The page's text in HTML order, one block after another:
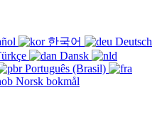
한국어
Deutsch
Dansk
Português (Brasil)
Norsk bokmål